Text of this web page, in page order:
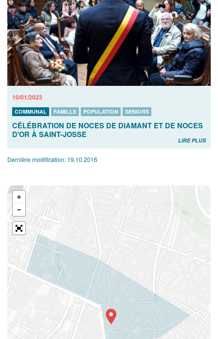
10/01/2023
COMMUNAL FAMILLE POPULATION SENIORS
CÉLÉBRATION DE NOCES DE DIAMANT ET DE NOCES
D'OR À SAINT-JOSSE
LIRE PLUS
Dernière modification: 19.10.2016